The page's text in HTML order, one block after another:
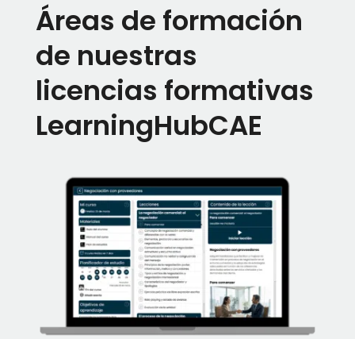
Áreas de formación
de nuestras
licencias formativas
LearningHubCAE